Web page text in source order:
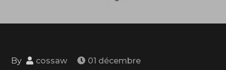
By cossaw
01 décembre